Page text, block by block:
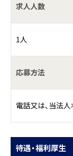
求人人数
1人
応募方法
電話又は、当法
待遇・福利厚生